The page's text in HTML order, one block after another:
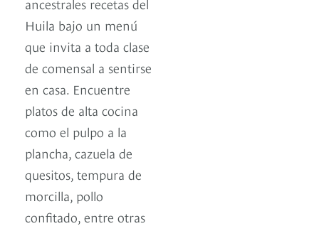
Huila bajo un menú
que invita a toda clase
de comensal a sentirse
en casa. Encuentre
platos de alta cocina
como el pulpo a la
plancha, cazuela de
quesitos, tempura de
morcilla, pollo
confitado, entre otras